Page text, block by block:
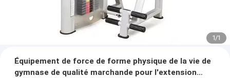
1/1
Équipement de force de forme physique de la vie de
gymnase de qualité marchande pour l'extension